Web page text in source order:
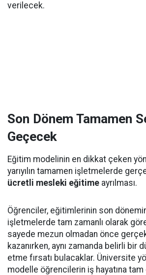
verilecek.
Son Dönem Tamamen
Geçecek
Eğitim modelinin en dikkat çeken
yarıyılın tamamen işletmelerde
ücretli mesleki eğitime ayrılması.
Öğrenciler, eğitimlerinin son
işletmelerde tam zamanlı olarak
sayede mezun olmadan önce
kazanırken, aynı zamanda belirli bir
etme fırsatı bulacaklar. Üniversite
modelle öğrencilerin iş hayatına tam